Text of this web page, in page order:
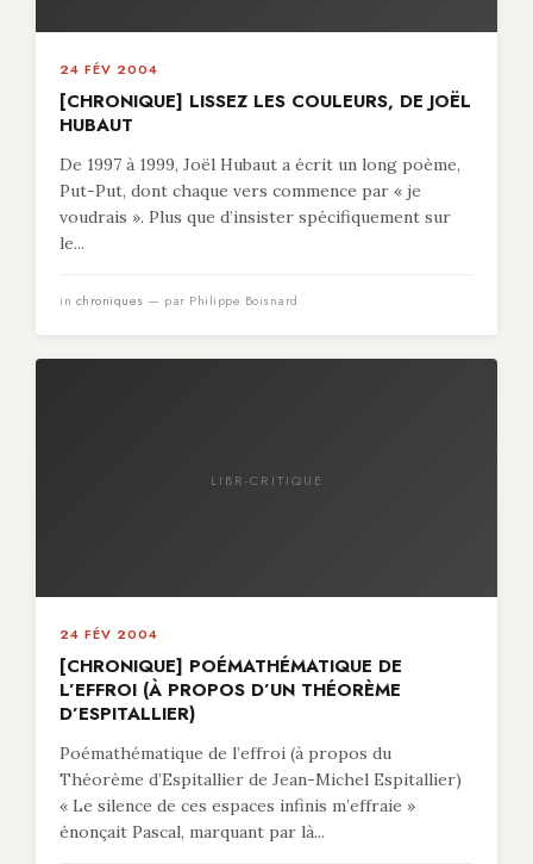
24 FÉV 2004
[CHRONIQUE] LISSEZ LES COULEURS, DE JOËL
HUBAUT
De 1997 à 1999, Joël Hubaut a écrit un long poème,
Put-Put, dont chaque vers commence par « je
voudrais ». Plus que d’insister spécifiquement sur
le...
in chroniques — par Philippe Boisnard
LIBR-CRITIQUE
24 FÉV 2004
[CHRONIQUE] POÉMATHÉMATIQUE DE
L’EFFROI (À PROPOS D’UN THÉORÈME
D’ESPITALLIER)
Poémathématique de l’effroi (à propos du
Théorème d’Espitallier de Jean-Michel Espitallier)
« Le silence de ces espaces infinis m’effraie »
énonçait Pascal, marquant par là...